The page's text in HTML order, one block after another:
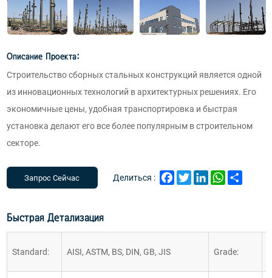
Описание Проекта:
Строительство сборных стальных конструкций является одной
из инновационных технологий в архитектурных решениях. Его
экономичные цены, удобная транспортировка и быстрая
установка делают его все более популярным в строительном
секторе.
Запрос Сейчас Делиться : FacebookTwitterLinkedInWhatsApp
Быстрая Детализация
Standard: AISI, ASTM, BS, DIN, GB, JIS Grade: